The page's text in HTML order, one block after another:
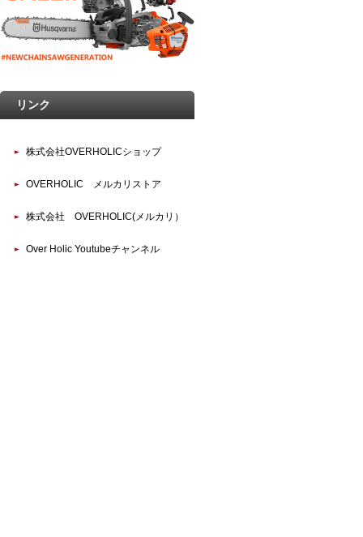
リンク
株式会社OVERHOLICショップ
OVERHOLIC メルカリストア
株式会社 OVERHOLIC(メルカリ）
Over Holic Youtubeチャンネル